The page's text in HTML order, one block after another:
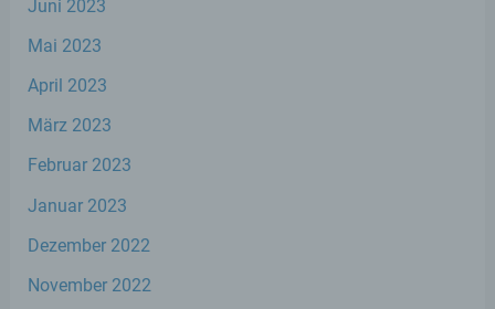
Juni 2023
Mai 2023
April 2023
März 2023
Februar 2023
Januar 2023
Dezember 2022
November 2022
personenbezogenen Daten entscheidet.
so kann der Verantwortliche
Kriterien seiner Benennung nach dem
Mitgliedstaaten vorgesehen werden.
h) Auftragsverarbeiter